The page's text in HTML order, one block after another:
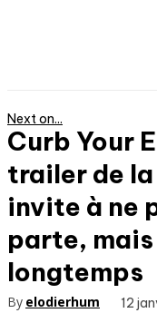
Next on...
Curb Your
trailer de
invite à ne
parte, mais
longtemps
By elodierhum 12